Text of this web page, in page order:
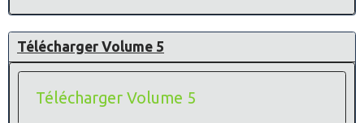
Télécharger Volume 5
Télécharger Volume 5